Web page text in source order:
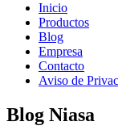
Inicio
Productos
Blog
Empresa
Contacto
Aviso de
Blog Niasa